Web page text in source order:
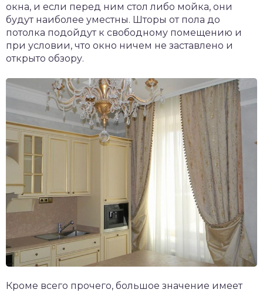
окна, и если перед ним стол либо мойка, они
будут наиболее уместны. Шторы от пола до
потолка подойдут к свободному помещению и
при условии, что окно ничем не заставлено и
открыто обзору.
Кроме всего прочего, большое значение имеет